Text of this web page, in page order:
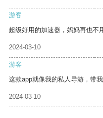
游客
超级好用的加速器，妈妈再也不
2024-03-10
游客
这款app就像我的私人导游，带
2024-03-10